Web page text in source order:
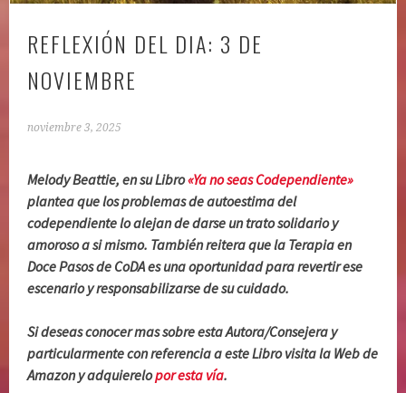
REFLEXIÓN DEL DIA: 3 DE
NOVIEMBRE
noviembre 3, 2025
Melody Beattie, en su Libro«Ya no seas Codependiente»
plantea que los problemas de autoestima del
codependiente lo alejan de darse un trato solidario y
amoroso a si mismo. También reitera que la Terapia en
Doce Pasos de CoDA es una oportunidad para revertir ese
escenario y responsabilizarse de su cuidado.
Si deseas conocer mas sobre esta Autora/Consejera y
particularmente con referencia a este Libro visita la Web de
Amazon y adquierelopor esta vía.